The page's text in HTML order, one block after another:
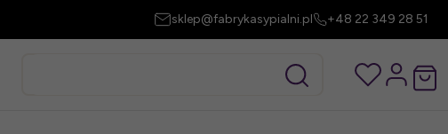
sklep@fabrykasypialni.pl +48 22 349 28 51